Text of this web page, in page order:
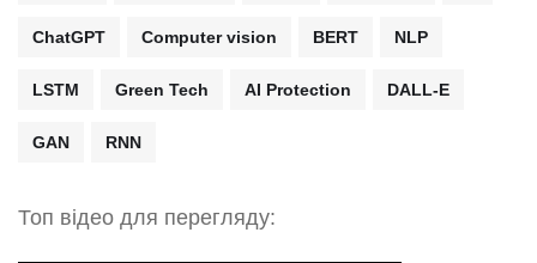
ChatGPT Computer vision BERT NLP
LSTM Green Tech AI Protection DALL-E
GAN RNN
Топ відео для перегляду: